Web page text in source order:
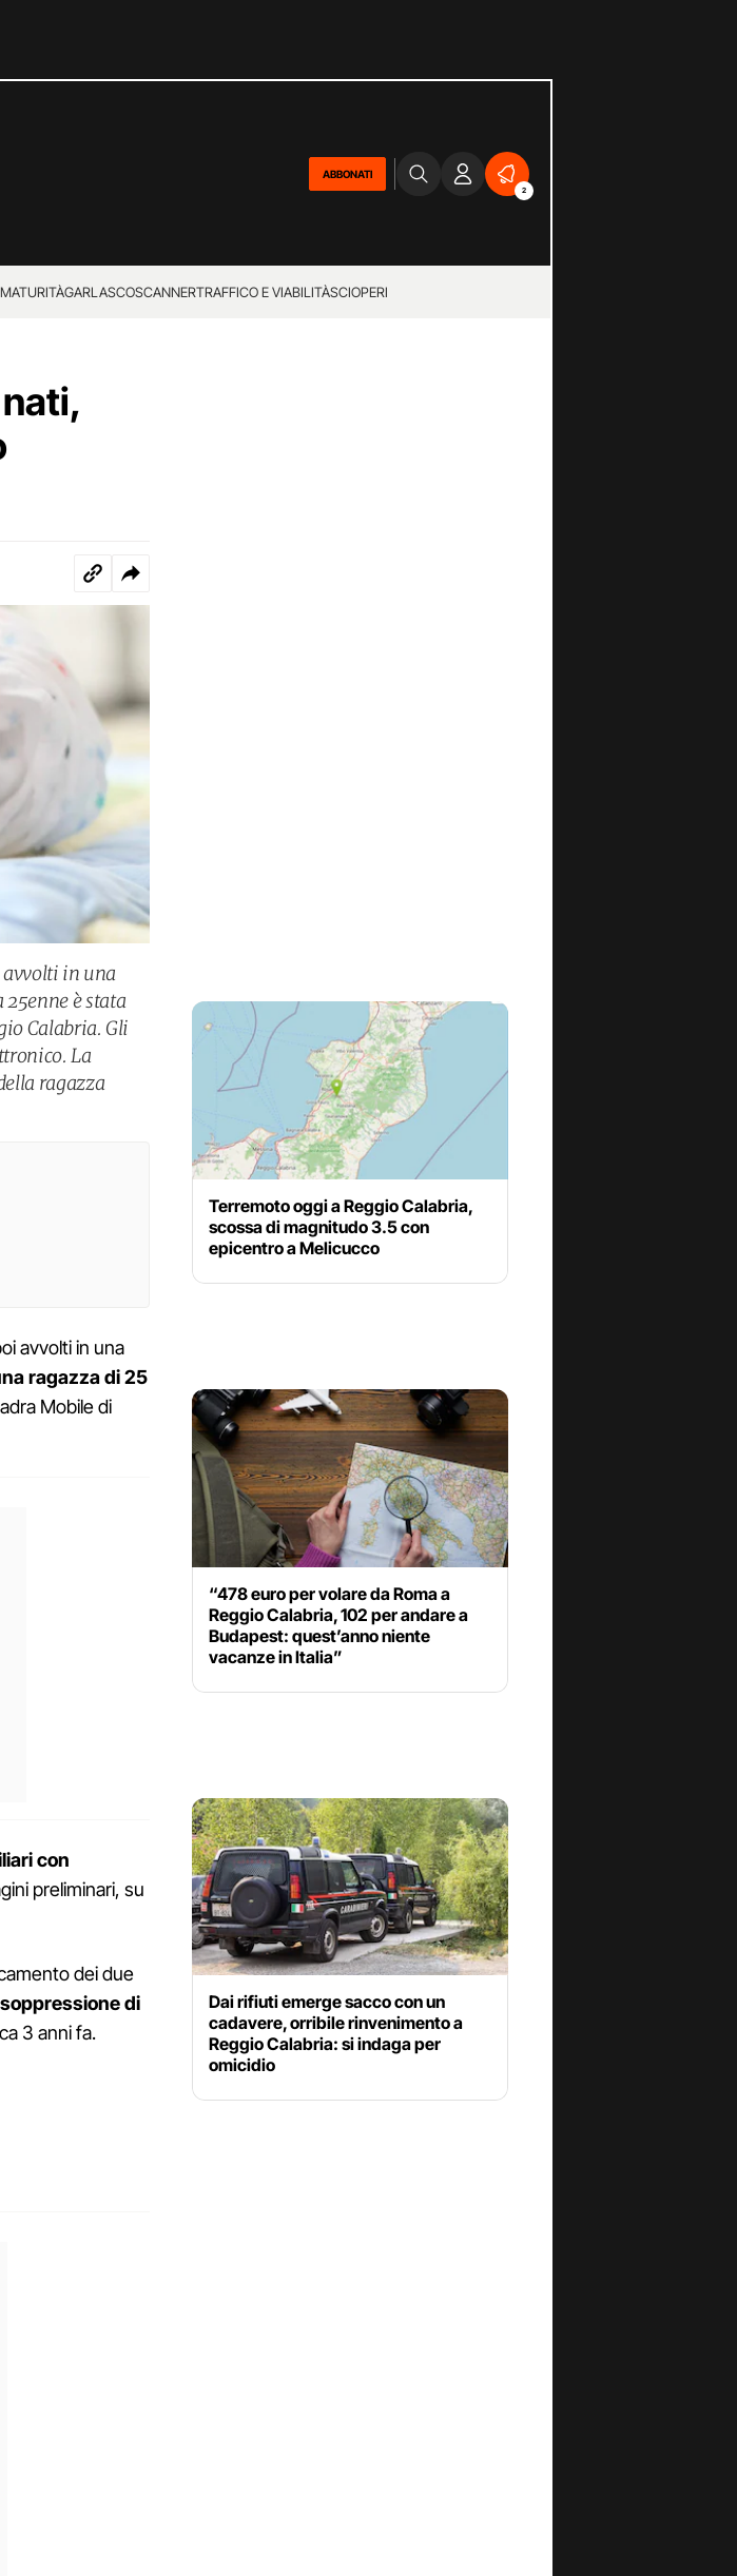
ABBONATI
2
MATURITÀGARLASCOSCANNERTRAFFICO E VIABILITÀSCIOPERI
avvolti in una
è stata
Calabria. Gli
La
ragazza
avvolti in una
ragazza di 25
Mobile di
con
preliminari, su
dei due
soppressione di
3 anni fa.
Terremoto oggi a Reggio Calabria,
scossa di magnitudo 3.5 con
epicentro a Melicucco
“478 euro per volare da Roma a
Reggio Calabria, 102 per andare a
Budapest: quest’anno niente
vacanze in Italia”
Dai rifiuti emerge sacco con un
cadavere, orribile rinvenimento a
Reggio Calabria: si indaga per
omicidio